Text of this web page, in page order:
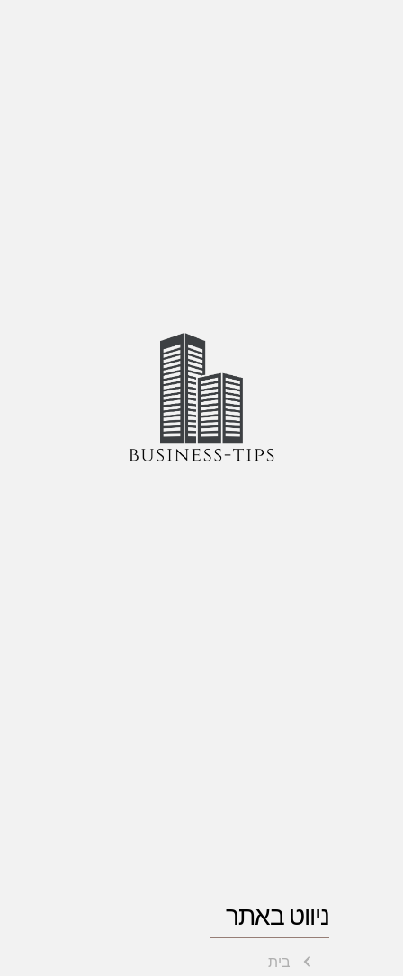
ניווט באתר
בית